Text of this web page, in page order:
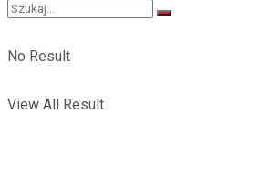
No Result
View All Result